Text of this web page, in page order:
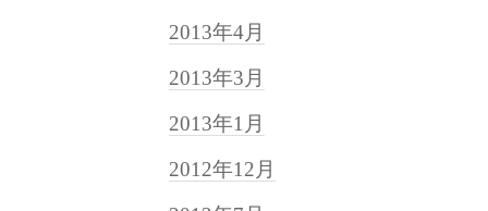
2013年4月
2013年3月
2013年1月
2012年12月